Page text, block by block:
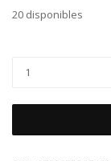
20 disponibles